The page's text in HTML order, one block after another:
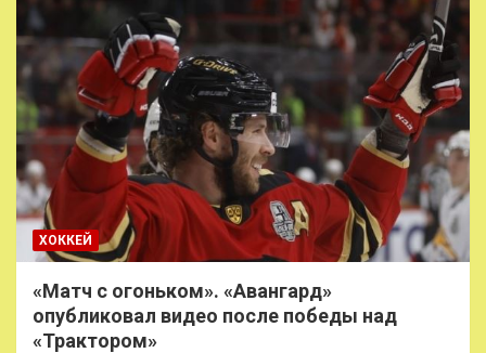
ХОККЕЙ
«Матч с огоньком». «Авангард»
опубликовал видео после победы над
«Трактором»